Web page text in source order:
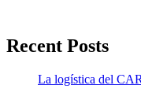
Recent Posts
La logística del